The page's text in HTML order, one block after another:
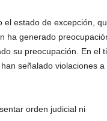
estado de excepción,
ha generado
su preocupación. En el
señalado violaciones
orden judicial ni